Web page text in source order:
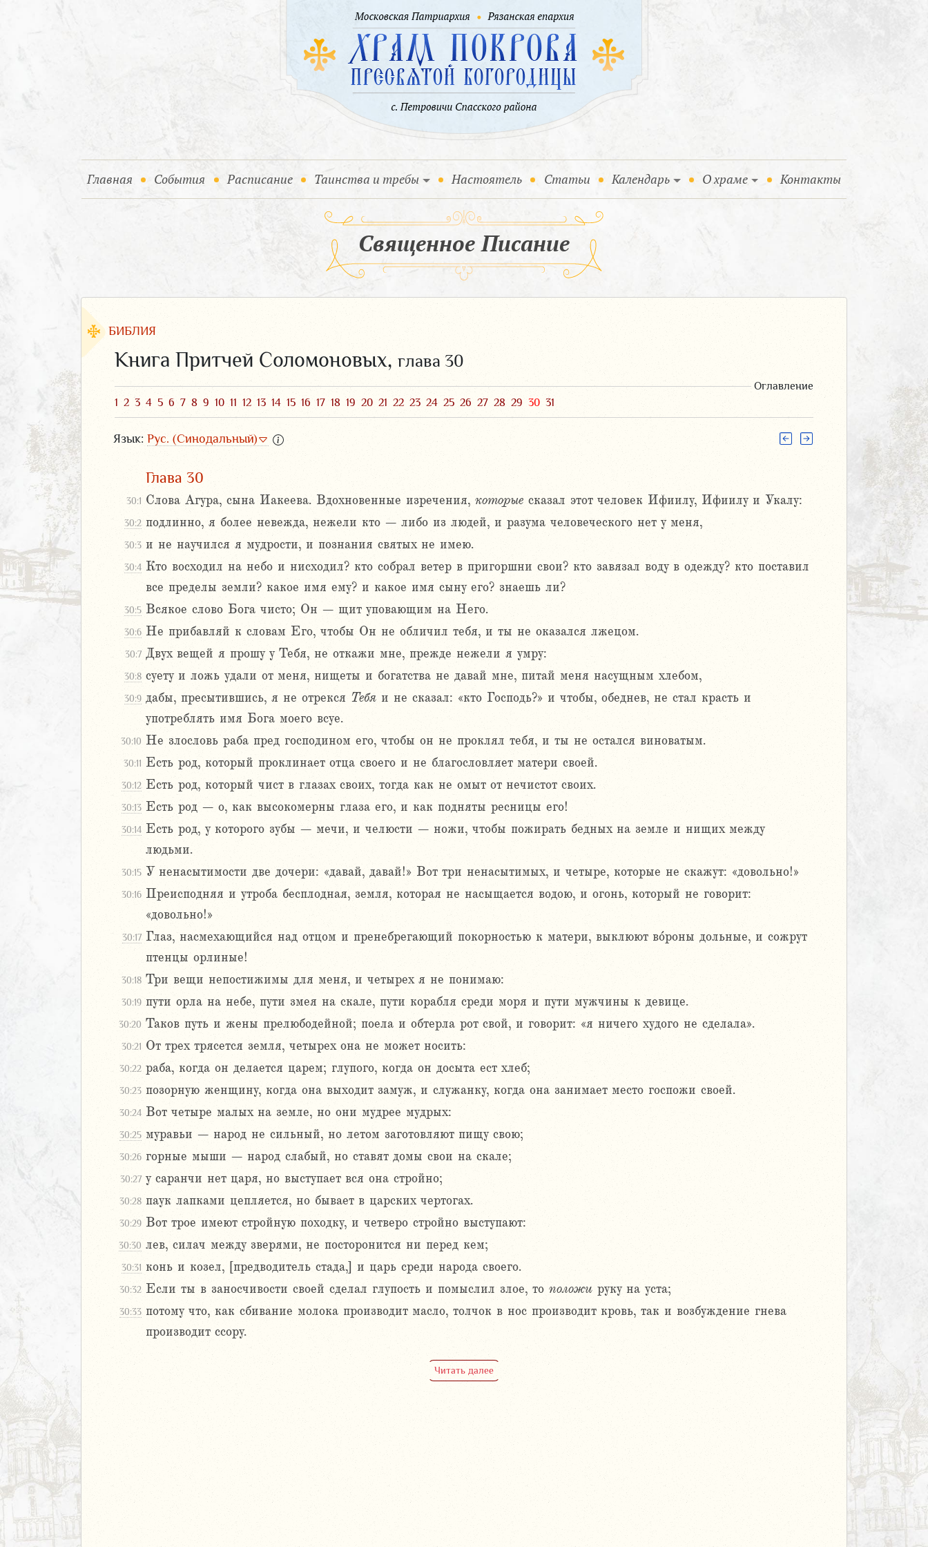
Главная (current)
События (current)
Расписание Таинства и требы Настоятель Статьи Календарь О храме Контакты
Священное Писание
БИБЛИЯ
Книга Притчей Соломоновых, глава 30
Оглавление
1 2 3 4 5 6 7 8 9 10 11 12 13 14 15 16 17 18 19 20 21 22 23 24 25 26 27 28 29 30 31
Язык: Рус. (Синодальный)
Глава 30
30:1 Слова Агура, сына Иакеева. Вдохновенные изречения, которые сказал этот человек Ифиилу, Ифиилу и Укалу:
30:2 подлинно, я более невежда, нежели кто – либо из людей, и разума человеческого нет у меня,
30:3 и не научился я мудрости, и познания святых не имею.
30:4 Кто восходил на небо и нисходил? кто собрал ветер в пригоршни свои? кто завязал воду в одежду? кто поставил
все пределы земли? какое имя ему? и какое имя сыну его? знаешь ли?
30:5 Всякое слово Бога чисто; Он – щит уповающим на Него.
30:6 Не прибавляй к словам Его, чтобы Он не обличил тебя, и ты не оказался лжецом.
30:7 Двух вещей я прошу у Тебя, не откажи мне, прежде нежели я умру:
30:8 суету и ложь удали от меня, нищеты и богатства не давай мне, питай меня насущным хлебом,
30:9 дабы, пресытившись, я не отрекся Тебя и не сказал: «кто Господь?» и чтобы, обеднев, не стал красть и
употреблять имя Бога моего всуе.
30:10 Не злословь раба пред господином его, чтобы он не проклял тебя, и ты не остался виноватым.
30:11 Есть род, который проклинает отца своего и не благословляет матери своей.
30:12 Есть род, который чист в глазах своих, тогда как не омыт от нечистот своих.
30:13 Есть род – о, как высокомерны глаза его, и как подняты ресницы его!
30:14 Есть род, у которого зубы – мечи, и челюсти – ножи, чтобы пожирать бедных на земле и нищих между
людьми.
30:15 У ненасытимости две дочери: «давай, давай!» Вот три ненасытимых, и четыре, которые не скажут: «довольно!»
30:16 Преисподняя и утроба бесплодная, земля, которая не насыщается водою, и огонь, который не говорит:
«довольно!»
30:17 Глаз, насмехающийся над отцом и пренебрегающий покорностью к матери, выклюют во́роны дольные, и сожрут
птенцы орлиные!
30:18 Три вещи непостижимы для меня, и четырех я не понимаю:
30:19 пути орла на небе, пути змея на скале, пути корабля среди моря и пути мужчины к девице.
30:20 Таков путь и жены прелюбодейной; поела и обтерла рот свой, и говорит: «я ничего худого не сделала».
30:21 От трех трясется земля, четырех она не может носить:
30:22 раба, когда он делается царем; глупого, когда он досыта ест хлеб;
30:23 позорную женщину, когда она выходит замуж, и служанку, когда она занимает место госпожи своей.
30:24 Вот четыре малых на земле, но они мудрее мудрых:
30:25 муравьи – народ не сильный, но летом заготовляют пищу свою;
30:26 горные мыши – народ слабый, но ставят домы свои на скале;
30:27 у саранчи нет царя, но выступает вся она стройно;
30:28 паук лапками цепляется, но бывает в царских чертогах.
30:29 Вот трое имеют стройную походку, и четверо стройно выступают:
30:30 лев, силач между зверями, не посторонится ни перед кем;
30:31 конь и козел, [предводитель стада,] и царь среди народа своего.
30:32 Если ты в заносчивости своей сделал глупость и помыслил злое, то положи руку на уста;
30:33 потому что, как сбивание молока производит масло, толчок в нос производит кровь, так и возбуждение гнева
производит ссору.
Читать далее